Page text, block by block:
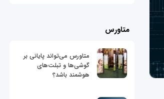
متاورس
متاورس می‌تواند پایانی بر
گوشی‌ها و تبلت‌های
هوشمند باشد؟